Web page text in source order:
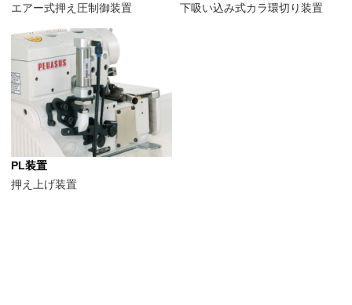
エアー式押え圧制御装置
下吸い込み式カラ環切り装置
PL装置
押え上げ装置